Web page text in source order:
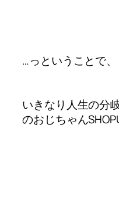
…っということで、
いきなり人生の分
のおじちゃん